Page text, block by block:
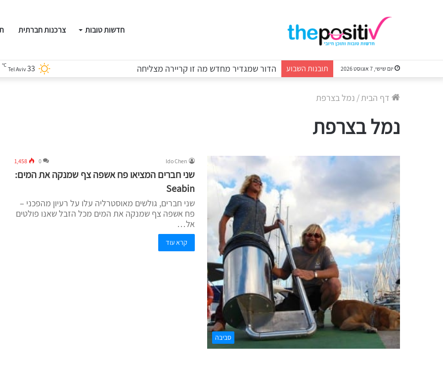
חדשות טובות צרכנות חברתית
יום שישי, 7 אוגוסט 2026 תובנות השבוע הדור שמגדיר מחדש מה זו קריירה מצליחה Tel Aviv33
℃
דף הבית/ נמל בצרפת
נמל בצרפת
סביבה
Ido Chen
0
1,458
שני חברים המציאו פח אשפה צף שמנקה את המים:
Seabin
שני חברים, גולשים מאוסטרליה עלו על רעיון מהפכני –
פח אשפה צף שמנקה את המים מכל הזבל שאנו פולטים
אל…
קרא עוד